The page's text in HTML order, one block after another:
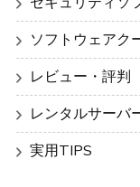
ソフトウェアク
レビュー・評判
レンタルサーバ
実用TIPS